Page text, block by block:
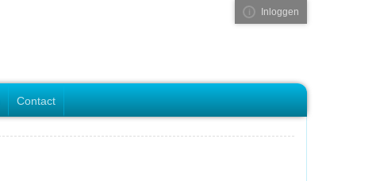
Visual ClubWeb
Inloggen
Contact